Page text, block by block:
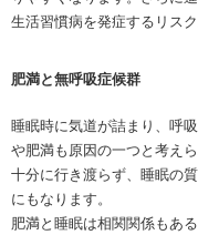
生活習慣病を発症するリスク
肥満と無呼吸症候群
睡眠時に気道が詰まり、呼
や肥満も原因の一つと考え
十分に行き渡らず、睡眠の
にもなります。
肥満と睡眠は相関関係もあ